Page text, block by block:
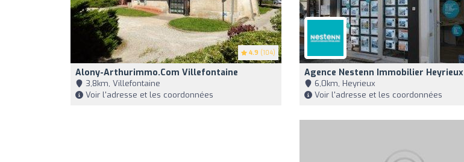
4.9 (104)
Alony-Arthurimmo.com Villefontaine
3,8km, Villefontaine
Voir l'adresse et les coordonnées
Agence Nestenn Immobilier Heyrieux
6,0km, Heyrieux
Voir l'adresse et les coordonnées